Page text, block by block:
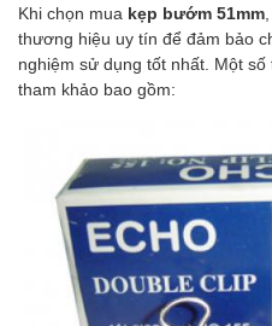
Khi chọn mua kẹp bướm 51mm
thương hiệu uy tín để đảm bảo
nghiệm sử dụng tốt nhất. Một
tham khảo bao gồm: